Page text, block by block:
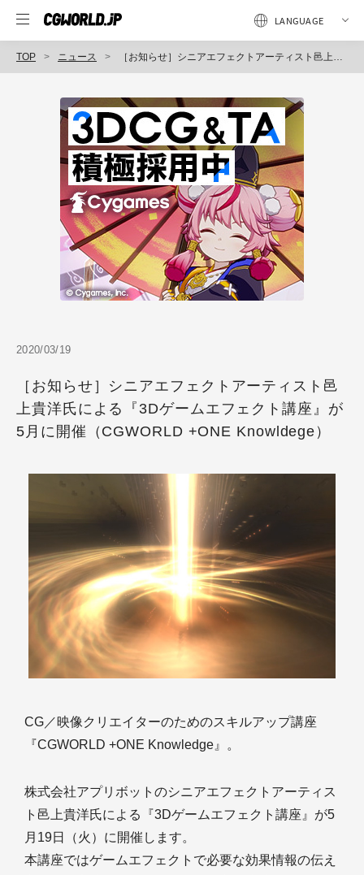
TOP ニュース ［お知らせ］シニアエフェクトアーティスト邑上貴洋氏による『3Dゲームエフェクト講座』が5月に開催（CGWORLD +ONE Knowldege）
2020/03/19
［お知らせ］シニアエフェクトアーティスト邑
上貴洋氏による『3Dゲームエフェクト講座』が
5月に開催（CGWORLD +ONE Knowldege）
CG／映像クリエイターのためのスキルアップ講座
『CGWORLD +ONE Knowledge』。
株式会社アプリボットのシニアエフェクトアーティス
ト邑上貴洋氏による『3Dゲームエフェクト講座』が5
月19日（火）に開催します。
本講座ではゲームエフェクトで必要な効果情報の伝え